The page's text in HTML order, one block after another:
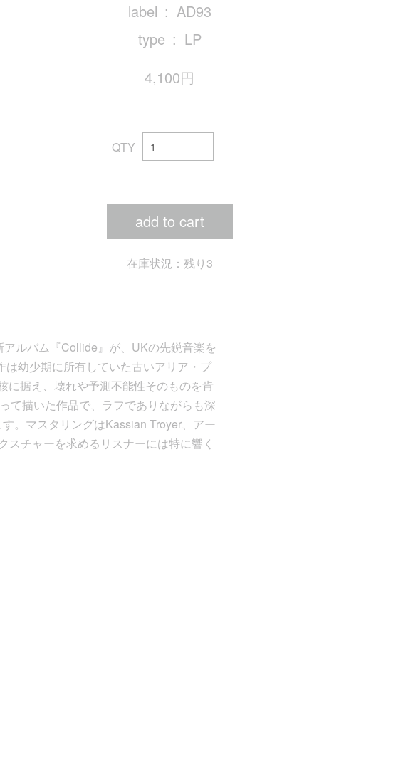
label
AD93
type
LP
4,100円
QTY
add to cart
在庫状況：残り3
ルバム『Collide』が、UKの先鋭音楽を
幼少期に所有していた古いアリア・プ
に据え、壊れや予測不能性そのものを肯
て描いた作品で、ラフでありながらも深
。マスタリングはKassian Troyer、アー
チャーを求めるリスナーには特に響く